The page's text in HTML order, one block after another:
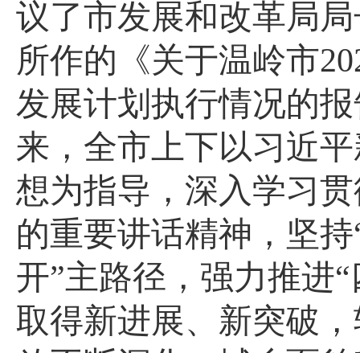
议了市发展和改革局
所作的《关于温岭市
发展计划执行情况的
来，全市上下以习近
想为指导，深入学习
的重要讲话精神，坚持
开”主路径，强力推进
取得新进展、新突破